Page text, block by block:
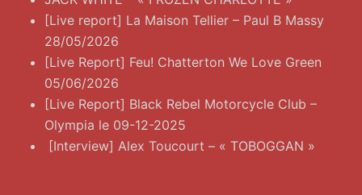
[Live report] La Maison Tellier – Paul B Massy
28/05/2026
[Live Report] Feu! Chatterton We Love Green
05/06/2026
[Live Report] Black Rebel Motorcycle Club –
Olympia le 09-12-2025
[Interview] Alex Toucourt – « TOBOGGAN »